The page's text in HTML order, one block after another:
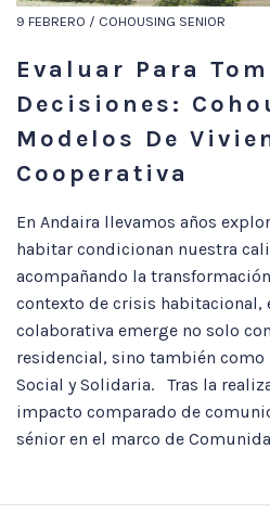
9 FEBRERO / COHOUSING SENIOR
Evaluar Para
Decisiones:
Modelos De
Cooperativa
En Andaira llevamos años
habitar condicionan nuestra
acompañando la
contexto de crisis habitacional,
colaborativa emerge no solo
residencial, sino también
Social y Solidaria. Tras la
impacto comparado de
sénior en el marco de